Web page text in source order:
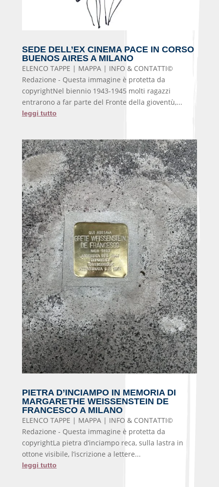
SEDE DELL’EX CINEMA PACE IN CORSO
BUENOS AIRES A MILANO
ELENCO TAPPE | MAPPA | INFO & CONTATTI©
Redazione - Questa immagine è protetta da
copyrightNel biennio 1943-1945 molti ragazzi
entrarono a far parte del Fronte della gioventù,...
leggi tutto
PIETRA D’INCIAMPO IN MEMORIA DI
MARGARETHE WEISSENSTEIN DE
FRANCESCO A MILANO
ELENCO TAPPE | MAPPA | INFO & CONTATTI©
Redazione - Questa immagine è protetta da
copyrightLa pietra d’inciampo reca, sulla lastra in
ottone visibile, l’iscrizione a lettere...
leggi tutto